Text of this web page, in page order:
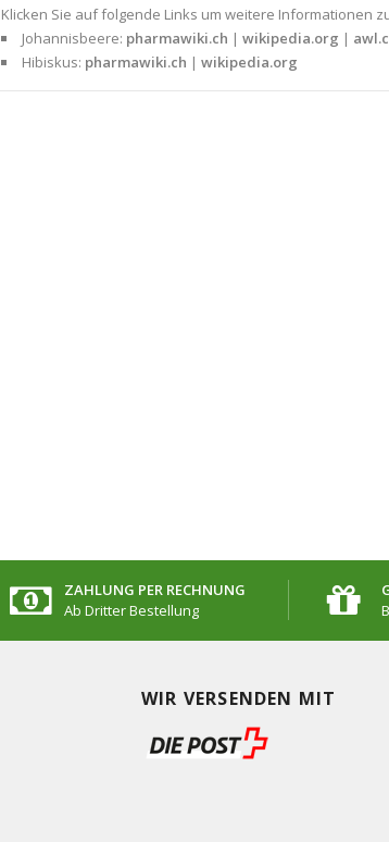
Klicken Sie auf folgende Links um weitere Informationen
Johannisbeere: pharmawiki.ch | wikipedia.org |
Hibiskus: pharmawiki.ch | wikipedia.org
ZAHLUNG PER RECHNUNG
Ab Dritter Bestellung
WIR VERSENDEN MIT